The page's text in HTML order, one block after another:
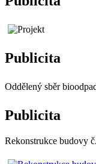
Publicita
Oddělený sběr
Publicita
Rekonstrukce budovy